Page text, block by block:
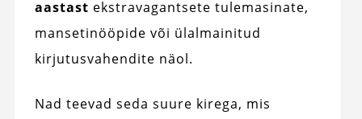
aastast ekstravagantsete tulemasinate,
mansetinööpide või ülalmainitud
kirjutusvahendite näol.
Nad teevad seda suure kirega, mis